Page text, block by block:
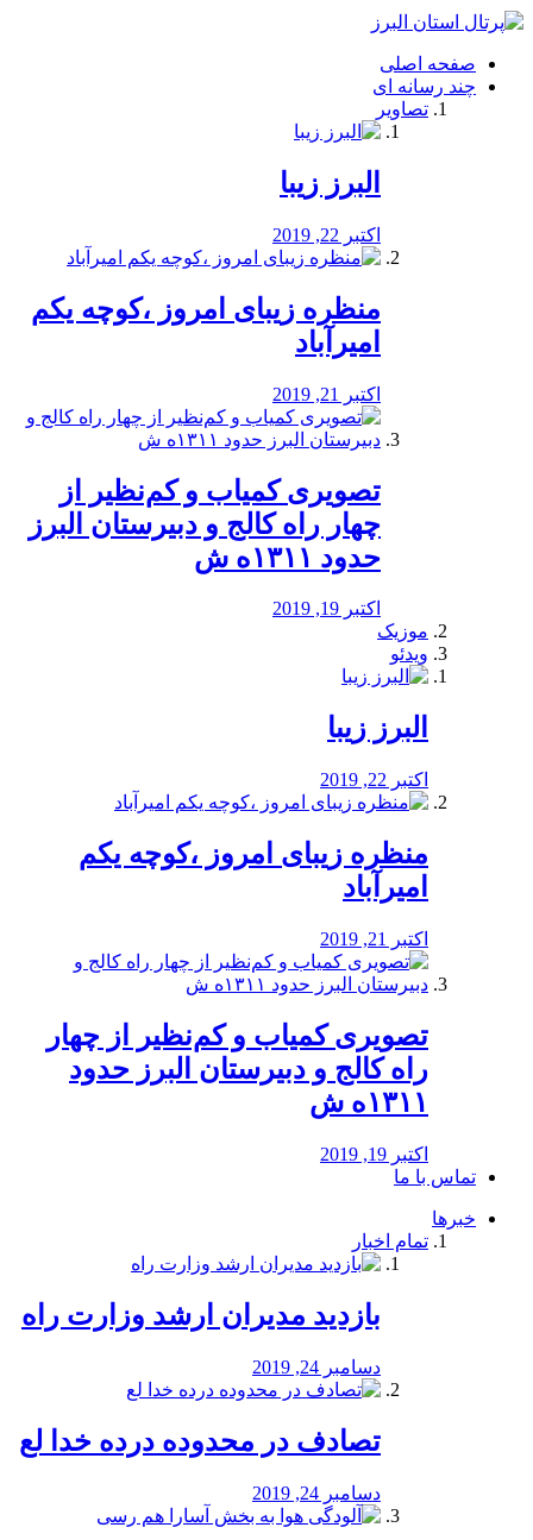
فصد
شرق
تهران
خشکشویی
صفحه اصلی
چند رسانه ای
تصاویر
البرز زیبا
اکتبر 22, 2019
منظره‌‌ زیبای امروز ،کوچه یکم
امیرآباد
اکتبر 21, 2019
️تصویری کمیاب و کم‌نظیر از
چهار راه كالج و دبيرستان البرز
حدود ۱۳۱۱ه ش
اکتبر 19, 2019
موزیک
ویدئو
البرز زیبا
اکتبر 22, 2019
منظره‌‌ زیبای امروز ،کوچه یکم
امیرآباد
اکتبر 21, 2019
️تصویری کمیاب و کم‌نظیر از چهار
راه كالج و دبيرستان البرز حدود
۱۳۱۱ه ش
اکتبر 19, 2019
تماس با ما
خبرها
تمام اخبار
بازدید مدیران ارشد وزارت راه
دسامبر 24, 2019
تصادف در محدوده درده خدا لع
دسامبر 24, 2019